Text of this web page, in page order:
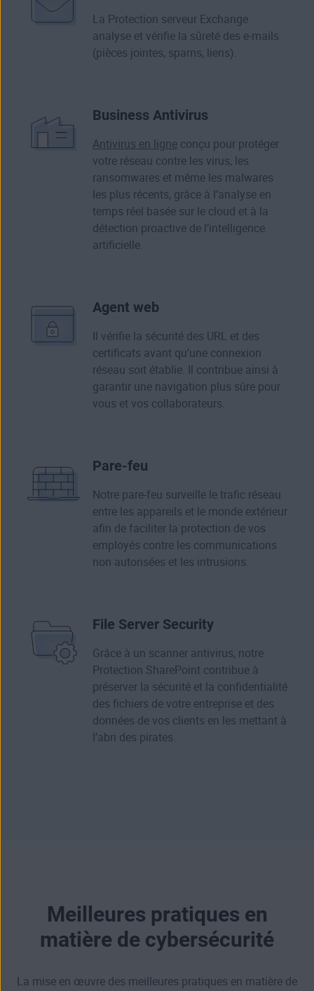
La Protection serveur Exchange
analyse et vérifie la sûreté des e‑mails
(pièces jointes, spams, liens).
Business Antivirus
Antivirus en ligne conçu pour protéger
votre réseau contre les virus, les
ransomwares et même les malwares
les plus récents, grâce à l’analyse en
temps réel basée sur le cloud et à la
détection proactive de l’intelligence
artificielle.
Agent web
Il vérifie la sécurité des URL et des
certificats avant qu’une connexion
réseau soit établie. Il contribue ainsi à
garantir une navigation plus sûre pour
vous et vos collaborateurs.
Pare-feu
Notre pare-feu surveille le trafic réseau
entre les appareils et le monde extérieur
afin de faciliter la protection de vos
employés contre les communications
non autorisées et les intrusions.
File Server Security
Grâce à un scanner antivirus, notre
Protection SharePoint contribue à
préserver la sécurité et la confidentialité
des fichiers de votre entreprise et des
données de vos clients en les mettant à
l’abri des pirates.
Meilleures pratiques en
matière de cybersécurité
La mise en œuvre des meilleures pratiques en matière de